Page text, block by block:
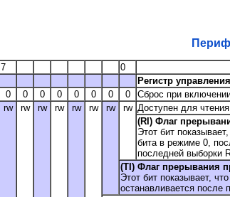
7
0
Регистр
0
0 0 0 0 0 0 0
Сброс при
rw
rw rw rw rw rw rw rw Доступен для
(RI) Флаг
Этот бит
бита в режиме 0,
последней выборки
(TI) Флаг прерывания
Этот бит показывает,
останавливается после